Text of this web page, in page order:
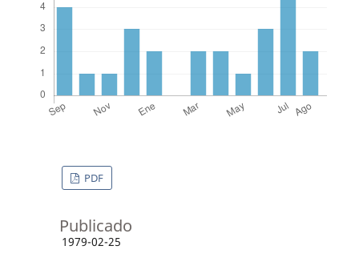
PDF
Publicado
1979-02-25